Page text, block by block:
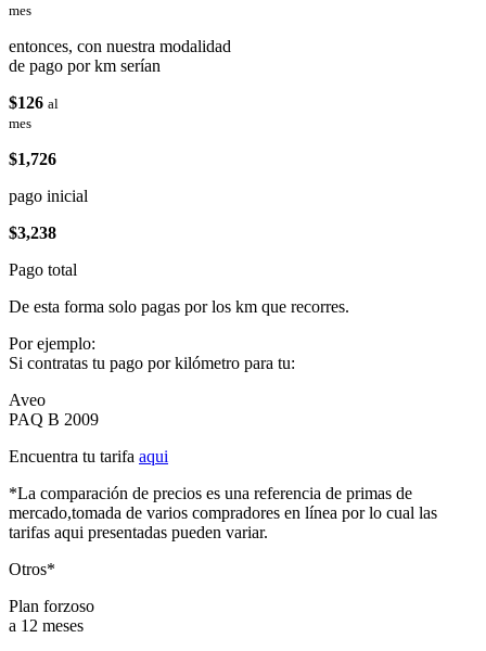
mes
entonces, con nuestra modalidad
de pago por km serían
$126 al
mes
$1,726
pago inicial
$3,238
Pago total
De esta forma solo pagas por los km que recorres.
Por ejemplo:
Si contratas tu pago por kilómetro para tu:
Aveo
PAQ B 2009
Encuentra tu tarifa aqui
*La comparación de precios es una referencia de primas de
mercado,tomada de varios compradores en línea por lo cual las
tarifas aqui presentadas pueden variar.
Otros*
Plan forzoso
a 12 meses